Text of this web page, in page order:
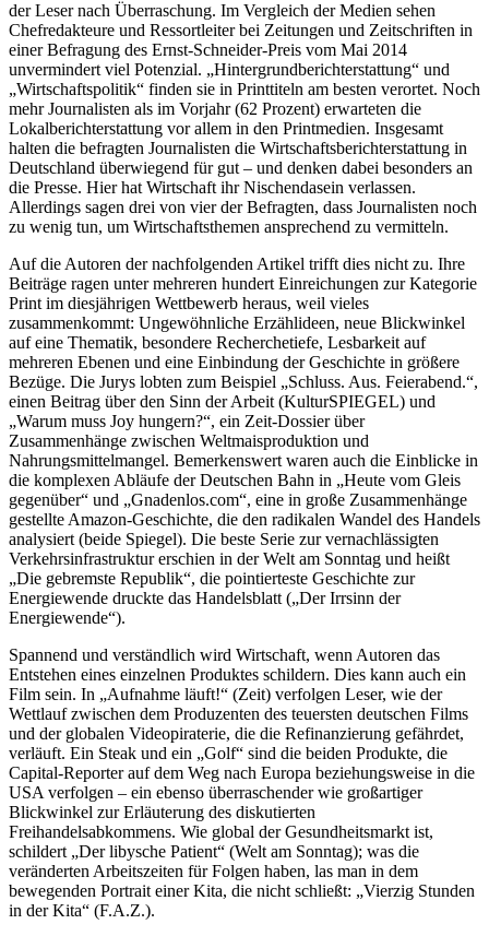
der Leser nach Überraschung. Im Vergleich der Medien sehen
Chefredakteure und Ressortleiter bei Zeitungen und Zeitschriften in
einer Befragung des Ernst-Schneider-Preis vom Mai 2014
unvermindert viel Potenzial. „Hintergrundberichterstattung“ und
„Wirtschaftspolitik“ finden sie in Printtiteln am besten verortet. Noch
mehr Journalisten als im Vorjahr (62 Prozent) erwarteten die
Lokalberichterstattung vor allem in den Printmedien. Insgesamt
halten die befragten Journalisten die Wirtschaftsberichterstattung in
Deutschland überwiegend für gut – und denken dabei besonders an
die Presse. Hier hat Wirtschaft ihr Nischendasein verlassen.
Allerdings sagen drei von vier der Befragten, dass Journalisten noch
zu wenig tun, um Wirtschaftsthemen ansprechend zu vermitteln.
Auf die Autoren der nachfolgenden Artikel trifft dies nicht zu. Ihre
Beiträge ragen unter mehreren hundert Einreichungen zur Kategorie
Print im diesjährigen Wettbewerb heraus, weil vieles
zusammenkommt: Ungewöhnliche Erzählideen, neue Blickwinkel
auf eine Thematik, besondere Recherchetiefe, Lesbarkeit auf
mehreren Ebenen und eine Einbindung der Geschichte in größere
Bezüge. Die Jurys lobten zum Beispiel „Schluss. Aus. Feierabend.“,
einen Beitrag über den Sinn der Arbeit (KulturSPIEGEL) und
„Warum muss Joy hungern?“, ein Zeit-Dossier über
Zusammenhänge zwischen Weltmaisproduktion und
Nahrungsmittelmangel. Bemerkenswert waren auch die Einblicke in
die komplexen Abläufe der Deutschen Bahn in „Heute vom Gleis
gegenüber“ und „Gnadenlos.com“, eine in große Zusammenhänge
gestellte Amazon-Geschichte, die den radikalen Wandel des Handels
analysiert (beide Spiegel). Die beste Serie zur vernachlässigten
Verkehrsinfrastruktur erschien in der Welt am Sonntag und heißt
„Die gebremste Republik“, die pointierteste Geschichte zur
Energiewende druckte das Handelsblatt („Der Irrsinn der
Energiewende“).
Spannend und verständlich wird Wirtschaft, wenn Autoren das
Entstehen eines einzelnen Produktes schildern. Dies kann auch ein
Film sein. In „Aufnahme läuft!“ (Zeit) verfolgen Leser, wie der
Wettlauf zwischen dem Produzenten des teuersten deutschen Films
und der globalen Videopiraterie, die die Refinanzierung gefährdet,
verläuft. Ein Steak und ein „Golf“ sind die beiden Produkte, die
Capital-Reporter auf dem Weg nach Europa beziehungsweise in die
USA verfolgen – ein ebenso überraschender wie großartiger
Blickwinkel zur Erläuterung des diskutierten
Freihandelsabkommens. Wie global der Gesundheitsmarkt ist,
schildert „Der libysche Patient“ (Welt am Sonntag); was die
veränderten Arbeitszeiten für Folgen haben, las man in dem
bewegenden Portrait einer Kita, die nicht schließt: „Vierzig Stunden
in der Kita“ (F.A.Z.).